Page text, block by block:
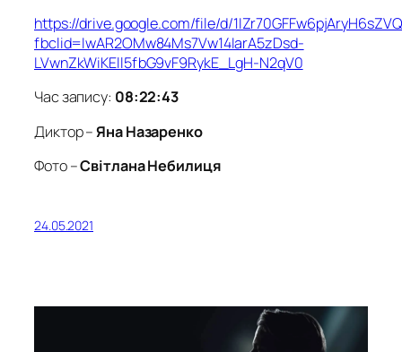
https://drive.google.com/file/d/
fbclid=IwAR2OMw84Ms7Vw14IarA5zDsd-
LVwnZkWiKEll5fbG9vF9RykE_LgH-N2qV0
Час запису: 08:22:43
Диктор –Яна Назаренко
Фото –Світлана Небилиця
24.05.2021